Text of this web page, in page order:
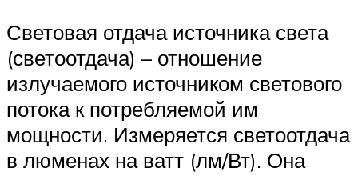
Световая отдача источника света
(светоотдача) – отношение
излучаемого источником светового
потока к потребляемой им
мощности. Измеряется светоотдача
в люменах на ватт (лм/Вт). Она